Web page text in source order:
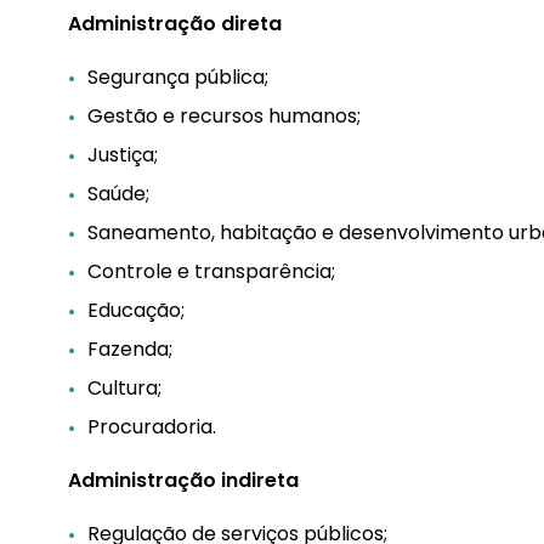
Administração direta
Segurança pública;
Gestão e recursos humanos;
Justiça;
Saúde;
Saneamento, habitação e desenvolvimento
Controle e transparência;
Educação;
Fazenda;
Cultura;
Procuradoria.
Administração indireta
Regulação de serviços públicos;